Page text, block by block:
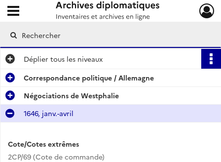
Archives diplomatiques
Ouvrir le menu déroulant
Déplier tous les niveaux
Correspondance politique / Allemagne
Négociations de Westphalie
1646, janv.-avril
Cote/Cotes extrêmes
2CP/69 (Cote de commande)